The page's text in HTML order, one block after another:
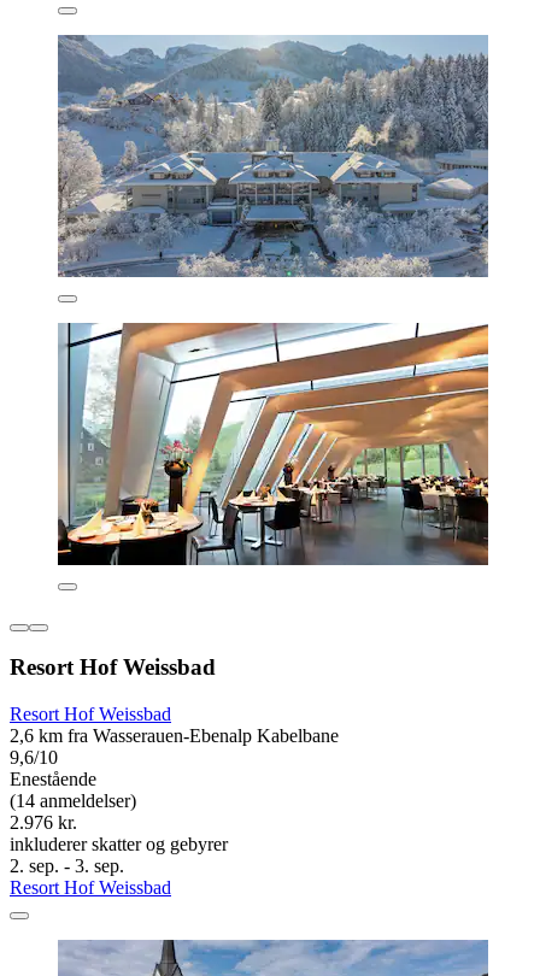
Resort Hof Weissbad
Resort Hof Weissbad
2,6 km fra Wasserauen-Ebenalp Kabelbane
9,6/10
Enestående
(14 anmeldelser)
2.976 kr.
inkluderer skatter og gebyrer
2. sep. - 3. sep.
Resort Hof Weissbad